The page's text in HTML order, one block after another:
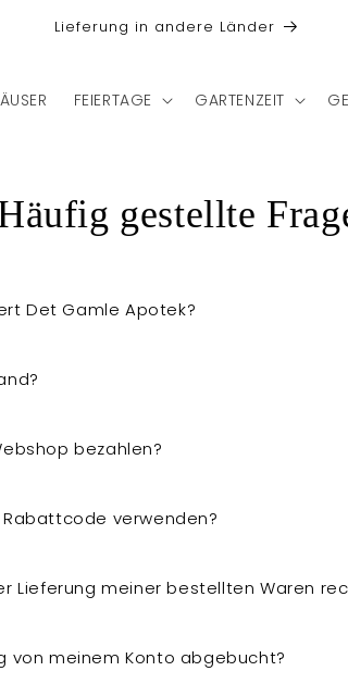
Lieferung in andere Länder
FEIERTAGE GARTENZEIT
gestellte
Det Gamle Apotek?
bezahlen?
verwenden?
Lieferung meiner bestellten Waren
von meinem Konto abgebucht?